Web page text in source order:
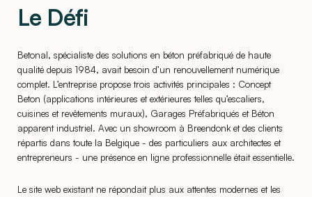
Le Défi
Betonal, spécialiste des solutions en béton préfabriqué de haute
qualité depuis 1984, avait besoin d’un renouvellement numérique
complet. L’entreprise propose trois activités principales : Concept
Beton (applications intérieures et extérieures telles qu’escaliers,
cuisines et revêtements muraux), Garages Préfabriqués et Béton
apparent industriel. Avec un showroom à Breendonk et des clients
répartis dans toute la Belgique - des particuliers aux architectes et
entrepreneurs - une présence en ligne professionnelle était essentielle.
Le site web existant ne répondait plus aux attentes modernes et les